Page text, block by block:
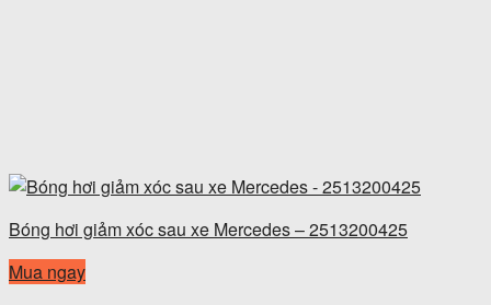
Bóng hơi giảm xóc sau xe Mercedes – 2513200425
Mua ngay